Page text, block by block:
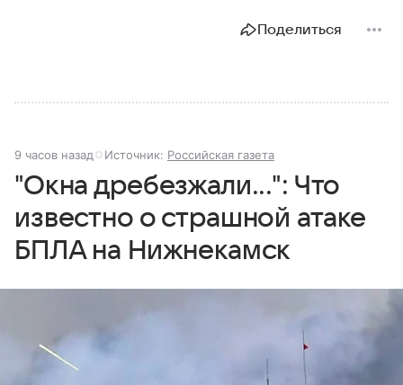
Поделиться
9 часов назад Источник: Российская газета
"Окна дребезжали...": Что
известно о страшной атаке
БПЛА на Нижнекамск